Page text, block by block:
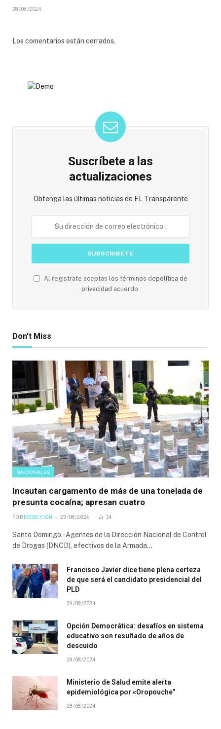
28/08/2024
Los comentarios están cerrados.
Suscríbete a las
actualizaciones
Obtenga las últimas noticias de EL Transparente
Al regístrate aceptas los términos depolítica de
privacidad acuerdo.
Don't Miss
NACIONALES
Incautan cargamento de más de una tonelada de
presunta cocaína; apresan cuatro
POR REDACCIÓN 29/08/2024 24
Santo Domingo.-Agentes de la Dirección Nacional de Control
de Drogas (DNCD), efectivos de la Armada…
Francisco Javier dice tiene plena certeza
de que será el candidato presidencial del
PLD
29/08/2024
Opción Democrática: desafíos en sistema
educativo son resultado de años de
descuido
28/08/2024
Ministerio de Salud emite alerta
epidemiológica por «Oropouche”
28/08/2024